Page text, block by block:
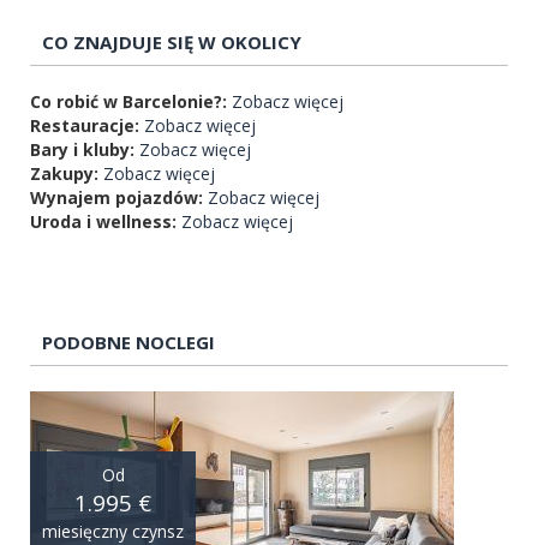
CO ZNAJDUJE SIĘ W OKOLICY
Co robić w Barcelonie?: Zobacz więcej
Restauracje: Zobacz więcej
Bary i kluby: Zobacz więcej
Zakupy: Zobacz więcej
Wynajem pojazdów: Zobacz więcej
Uroda i wellness: Zobacz więcej
PODOBNE NOCLEGI
Od
1.995 €
miesięczny czynsz